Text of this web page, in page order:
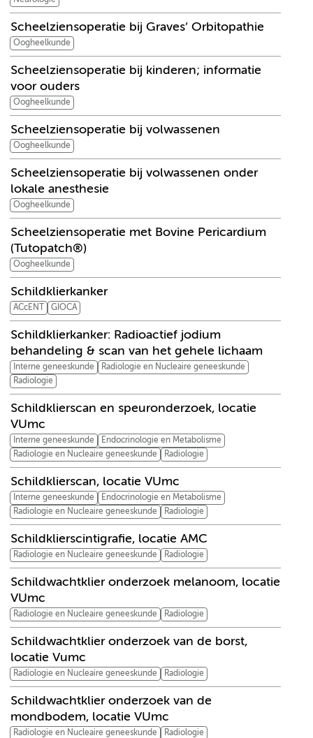
Scheelziensoperatie bij Graves’ Orbitopathie
Oogheelkunde
Scheelziensoperatie bij kinderen; informatie
voor ouders
Oogheelkunde
Scheelziensoperatie bij volwassenen
Oogheelkunde
Scheelziensoperatie bij volwassenen onder
lokale anesthesie
Oogheelkunde
Scheelziensoperatie met Bovine Pericardium
(Tutopatch®)
Oogheelkunde
Schildklierkanker
ACcENT GIOCA
Schildklierkanker: Radioactief jodium
behandeling & scan van het gehele lichaam
Interne geneeskunde
Radiologie en Nucleaire geneeskunde
Radiologie
Schildklierscan en speuronderzoek, locatie
VUmc
Interne geneeskunde
Endocrinologie en Metabolisme
Radiologie en Nucleaire geneeskunde
Radiologie
Schildklierscan, locatie VUmc
Interne geneeskunde
Endocrinologie en Metabolisme
Radiologie en Nucleaire geneeskunde
Radiologie
Schildklierscintigrafie, locatie AMC
Radiologie en Nucleaire geneeskunde Radiologie
Schildwachtklier onderzoek melanoom, locatie
VUmc
Radiologie en Nucleaire geneeskunde Radiologie
Schildwachtklier onderzoek van de borst,
locatie Vumc
Radiologie en Nucleaire geneeskunde Radiologie
Schildwachtklier onderzoek van de
mondbodem, locatie VUmc
Radiologie en Nucleaire geneeskunde Radiologie